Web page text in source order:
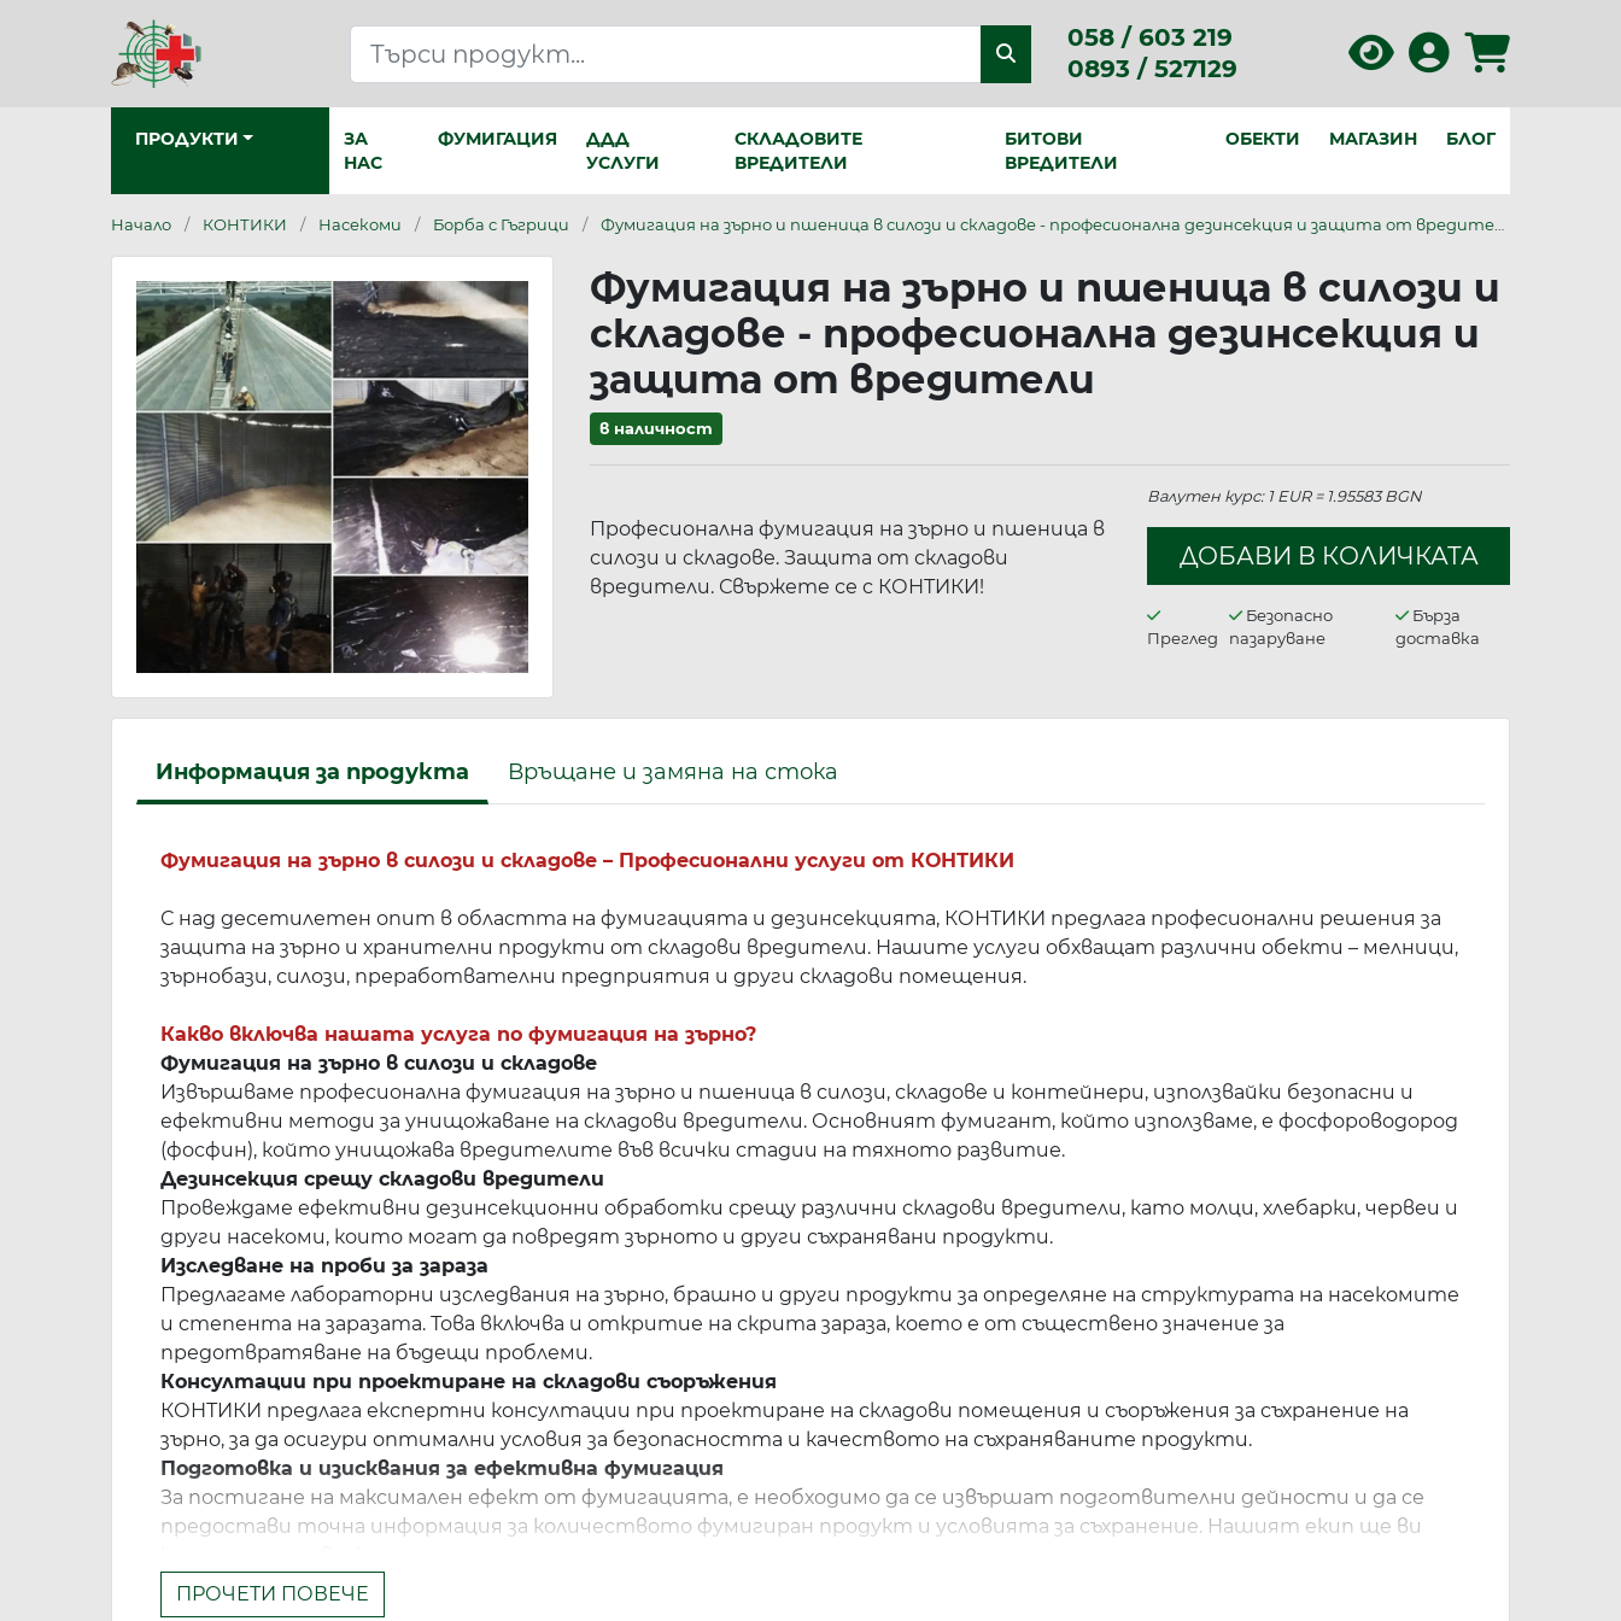
058 / 603 219
0893 / 527129
ПРОДУКТИ
ЗА
НАС
ФУМИГАЦИЯ
ДДД
УСЛУГИ
СКЛАДОВИТЕ
ВРЕДИТЕЛИ
БИТОВИ
ВРЕДИТЕЛИ
ОБЕКТИ МАГАЗИН БЛОГ
Начало КОНТИКИ Насекоми Борба с Гъгрици Фумигация на зърно и пшеница в силози и складове - професионална дезинсекция и защита от вредители
Фумигация на зърно и пшеница в силози и
складове - професионална дезинсекция и
защита от вредители
в наличност
Професионална фумигация на зърно и пшеница в
силози и складове. Защита от складови
вредители. Свържете се с КОНТИКИ!
Валутен курс: 1 EUR = 1.95583 BGN
ДОБАВИ В КОЛИЧКАТА
Преглед
Безопасно
пазаруване
Бърза
доставка
Информация за продукта Връщане и замяна на стока
Фумигация на зърно в силози и складове – Професионални услуги от КОНТИКИ
С над десетилетен опит в областта на фумигацията и дезинсекцията, КОНТИКИ предлага професионални решения за
защита на зърно и хранителни продукти от складови вредители. Нашите услуги обхващат различни обекти – мелници,
зърнобази, силози, преработвателни предприятия и други складови помещения.
Какво включва нашата услуга по фумигация на зърно?
Фумигация на зърно в силози и складове
Извършваме професионална фумигация на зърно и пшеница в силози, складове и контейнери, използвайки безопасни и
ефективни методи за унищожаване на складови вредители. Основният фумигант, който използваме, е фосфороводород
(фосфин), който унищожава вредителите във всички стадии на тяхното развитие.
Дезинсекция срещу складови вредители
Провеждаме ефективни дезинсекционни обработки срещу различни складови вредители, като молци, хлебарки, червеи и
други насекоми, които могат да повредят зърното и други съхранявани продукти.
Изследване на проби за зараза
Предлагаме лабораторни изследвания на зърно, брашно и други продукти за определяне на структурата на насекомите
и степента на заразата. Това включва и откритие на скрита зараза, което е от съществено значение за
предотвратяване на бъдещи проблеми.
Консултации при проектиране на складови съоръжения
КОНТИКИ предлага експертни консултации при проектиране на складови помещения и съоръжения за съхранение на
зърно, за да осигури оптимални условия за безопасността и качеството на съхраняваните продукти.
Подготовка и изисквания за ефективна фумигация
За постигане на максимален ефект от фумигацията, е необходимо да се извършат подготвителни дейности и да се
предостави точна информация за количеството фумигиран продукт и условията за съхранение. Нашият екип ще ви
Как работим?
ПРОЧЕТИ ПОВЕЧЕ